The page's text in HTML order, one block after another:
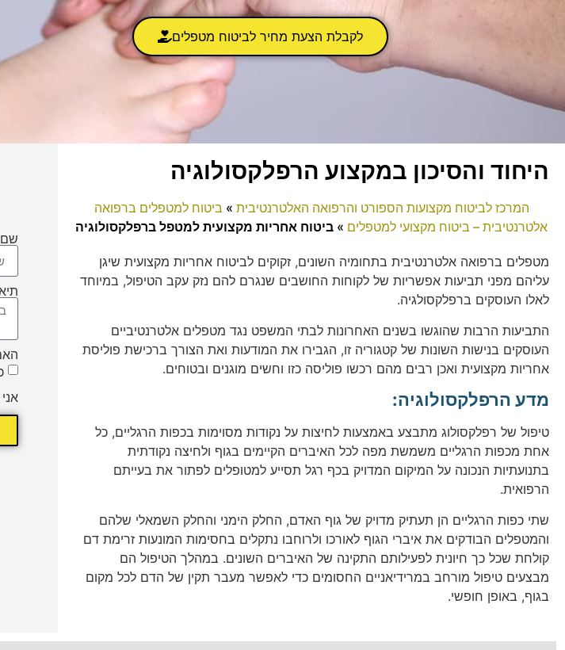
לקבלת הצעת מחיר לביטוח מטפלים
היחוד והסיכון במקצוע הרפלקסולוגיה
המרכז לביטוח מקצועות הספורט והרפואה האלטרנטיבית » ביטוח למטפלים ברפואה
אלטרנטיבית – ביטוח מקצועי למטפלים » ביטוח אחריות מקצועית למטפל ברפלקסולוגיה
מטפלים ברפואה אלטרנטיבית בתחומיה השונים, זקוקים לביטוח אחריות מקצועית שיגן
עליהם מפני תביעות אפשריות של לקוחות החושבים שנגרם להם נזק עקב הטיפול, במיוחד
לאלו העוסקים ברפלקסולגיה.
התביעות הרבות שהוגשו בשנים האחרונות לבתי המשפט נגד מטפלים אלטרנטיביים
העוסקים בנישות השונות של קטגוריה זו, הגבירו את המודעות ואת הצורך ברכישת פוליסת
אחריות מקצועית ואכן רבים מהם רכשו פוליסה כזו וחשים מוגנים ובטוחים.
מדע הרפלקסולוגיה:
טיפול של רפלקסולוג מתבצע באמצעות לחיצות על נקודות מסוימות בכפות הרגליים, כל
אחת מכפות הרגליים משמשת מפה לכל האיברים הקיימים בגוף ולחיצה נקודתית
בתנועתיות הנכונה על המיקום המדויק בכף רגל תסייע למטופלים לפתור את בעייתם
הרפואית.
שתי כפות הרגליים הן תעתיק מדויק של גוף האדם, החלק הימני והחלק השמאלי שלהם
והמטפלים הבודקים את איברי הגוף לאורכו ולרוחבו נתקלים בחסימות המונעות זרימת דם
קולחת שכל כך חיונית לפעילותם התקינה של האיברים השונים. במהלך הטיפול הם
מבצעים טיפול מורחב במרידיאניים החסומים כדי לאפשר מעבר תקין של הדם לכל מקום
בגוף, באופן חופשי.
שם